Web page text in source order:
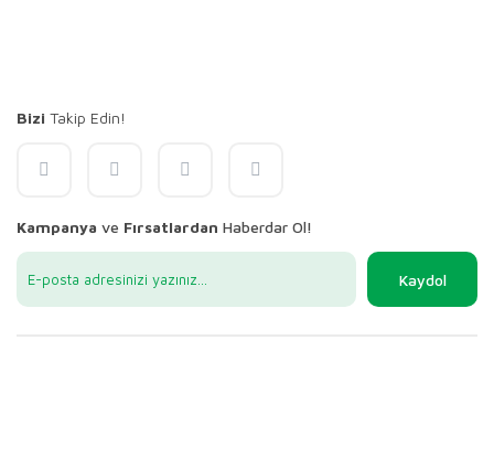
Bizi Takip Edin!
Kampanya ve Fırsatlardan Haberdar Ol!
Kaydol